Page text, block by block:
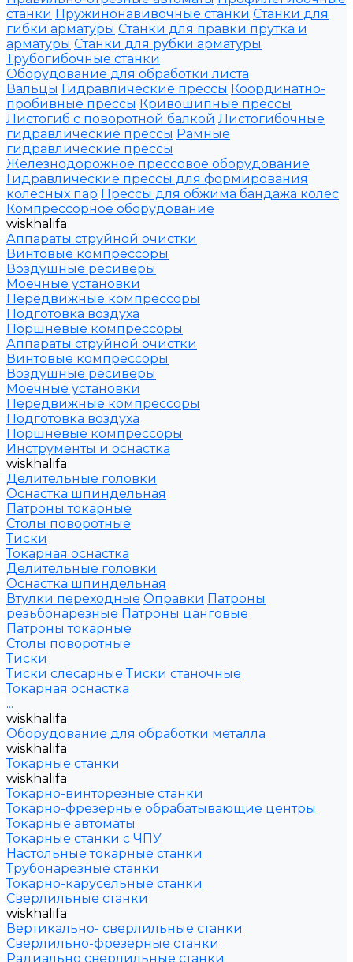
станки Пружинонавивочные станки Станки для
гибки арматуры Станки для правки прутка и
арматуры Станки для рубки арматуры
Трубогибочные станки
Оборудование для обработки листа
Вальцы Гидравлические прессы Координатно-
пробивные прессы Кривошипные прессы
Листогиб с поворотной балкой Листогибочные
гидравлические прессы Рамные
гидравлические прессы
Железнодорожное прессовое оборудование
Гидравлические прессы для формирования
колёсных пар Прессы для обжима бандажа колёс
Компрессорное оборудование
wiskhalifa
Аппараты струйной очистки
Винтовые компрессоры
Воздушные ресиверы
Моечные установки
Передвижные компрессоры
Подготовка воздуха
Поршневые компрессоры
Аппараты струйной очистки
Винтовые компрессоры
Воздушные ресиверы
Моечные установки
Передвижные компрессоры
Подготовка воздуха
Поршневые компрессоры
Инструменты и оснастка
wiskhalifa
Делительные головки
Оснастка шпиндельная
Патроны токарные
Столы поворотные
Тиски
Токарная оснастка
Делительные головки
Оснастка шпиндельная
Втулки переходные Оправки Патроны
резьбонарезные Патроны цанговые
Патроны токарные
Столы поворотные
Тиски
Тиски слесарные Тиски станочные
Токарная оснастка
...
wiskhalifa
Оборудование для обработки металла
wiskhalifa
Токарные станки
wiskhalifa
Токарно-винторезные станки
Токарно-фрезерные обрабатывающие центры
Токарные автоматы
Токарные станки с ЧПУ
Настольные токарные станки
Трубонарезные станки
Токарно-карусельные станки
Сверлильные станки
wiskhalifa
Вертикально- сверлильные станки
Сверлильно-фрезерные станки
Радиально сверлильные станки